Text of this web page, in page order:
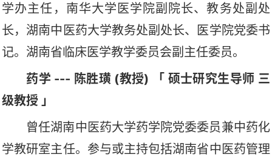
学办主任，南华大学医学院副院长、教务处副处
长，湖南中医药大学教务处副处长、医学院党委书
记。湖南省临床医学教学委员会副主任委员。
药学 --- 陈胜璜 (教授) 「 硕士研究生导师 三
级教授 」
曾任湖南中医药大学药学院党委委员兼中药化
学教研室主任。参与或主持包括湖南省中医药管理